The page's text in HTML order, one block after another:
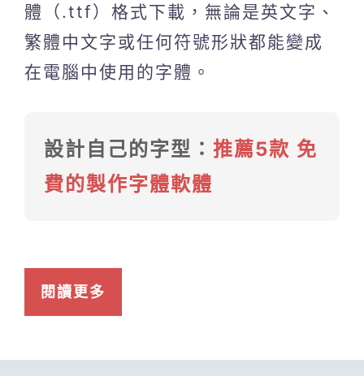
體（.ttf）格式下載，無論是英文字、
繁體中文字或任何符號形狀都能變成
在電腦中使用的字體。
設計自己的字型： 推薦5款 免
費的製作字體軟體
閱讀更多